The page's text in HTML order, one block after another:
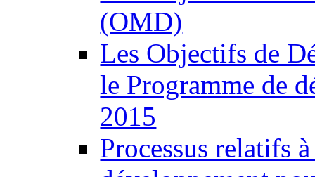
(OMD)
Les Objectifs de
le Programme de
2015
Processus relatifs